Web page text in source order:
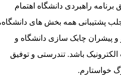
راهبردی دانشگاه اهتمام
پشتیبانی همه بخش های دانشگاه،
چابک سازی دانشگاه و
باشد. تندرستی و توفیق
خواستارم.